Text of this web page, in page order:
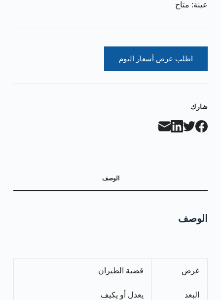
عينة: متاح
اطلب عرض أسعار اليوم
شارك
الوصف
الوصف
غرض قضية الطيران
البعد يعدل أو يكيف